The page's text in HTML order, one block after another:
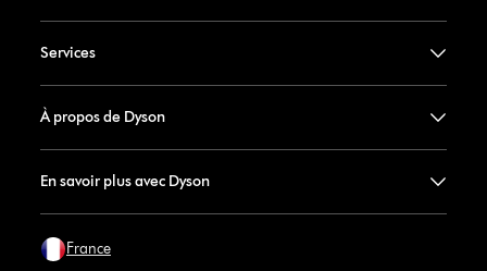
Services
À propos de Dyson
En savoir plus avec Dyson
France